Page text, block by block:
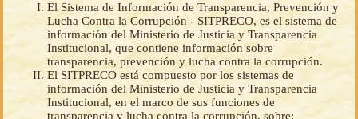
El Sistema de Información de Transparencia, Prevención y
Lucha Contra la Corrupción - SITPRECO, es el sistema de
información del Ministerio de Justicia y Transparencia
Institucional, que contiene información sobre
transparencia, prevención y lucha contra la corrupción.
El SITPRECO está compuesto por los sistemas de
información del Ministerio de Justicia y Transparencia
Institucional, en el marco de sus funciones de
transparencia y lucha contra la corrupción, sobre: